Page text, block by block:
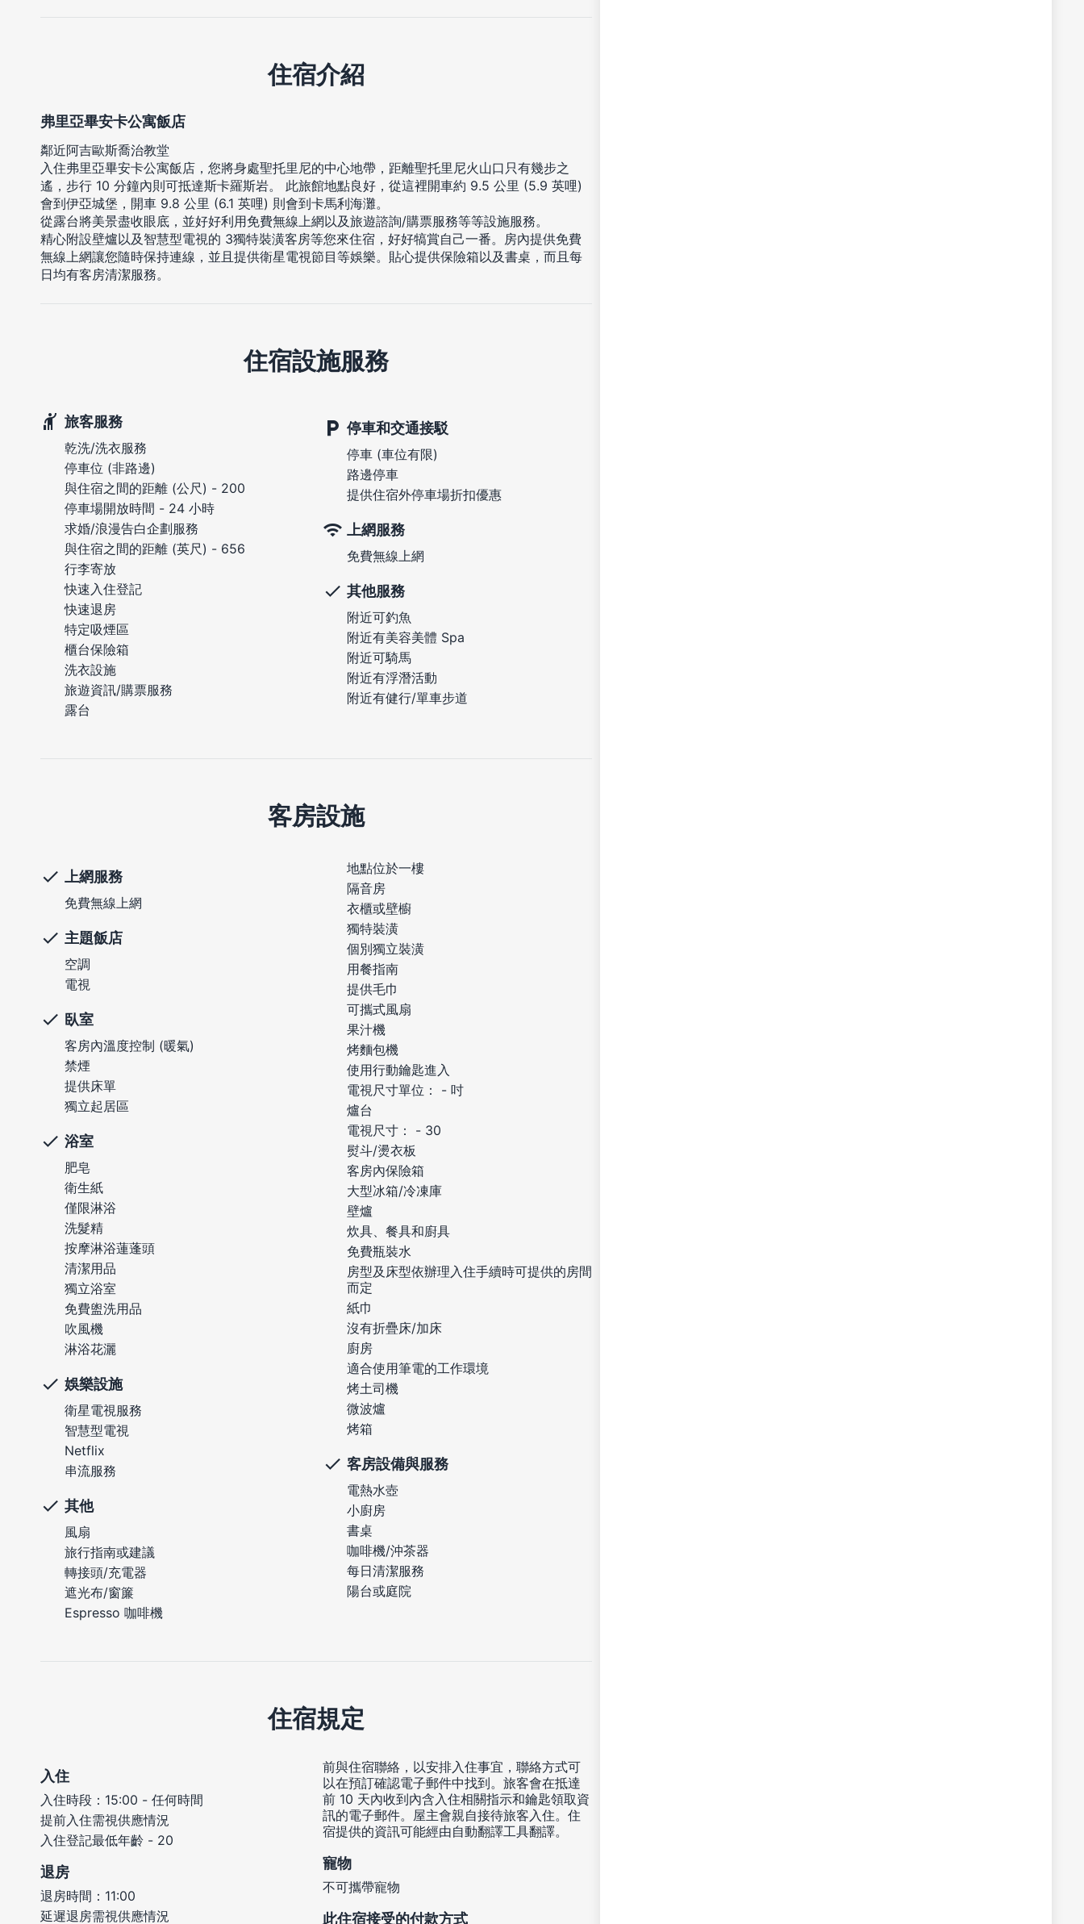
住宿介紹
弗里亞畢安卡公寓飯店
鄰近阿吉歐斯喬治教堂
入住弗里亞畢安卡公寓飯店，您將身處聖托里尼的中心地帶，距離聖托里尼火山口只有幾步之
遙，步行 10 分鐘內則可抵達斯卡羅斯岩。 此旅館地點良好，從這裡開車約 9.5 公里 (5.9 英哩)
會到伊亞城堡，開車 9.8 公里 (6.1 英哩) 則會到卡馬利海灘。
從露台將美景盡收眼底，並好好利用免費無線上網以及旅遊諮詢/購票服務等等設施服務。
精心附設壁爐以及智慧型電視的 3獨特裝潢客房等您來住宿，好好犒賞自己一番。房內提供免費
無線上網讓您隨時保持連線，並且提供衛星電視節目等娛樂。貼心提供保險箱以及書桌，而且每
日均有客房清潔服務。
住宿設施服務
旅客服務
乾洗/洗衣服務
停車位 (非路邊)
與住宿之間的距離 (公尺) - 200
停車場開放時間 - 24 小時
求婚/浪漫告白企劃服務
與住宿之間的距離 (英尺) - 656
行李寄放
快速入住登記
快速退房
特定吸煙區
櫃台保險箱
洗衣設施
旅遊資訊/購票服務
露台
停車和交通接駁
停車 (車位有限)
路邊停車
提供住宿外停車場折扣優惠
上網服務
免費無線上網
其他服務
附近可釣魚
附近有美容美體 Spa
附近可騎馬
附近有浮潛活動
附近有健行/單車步道
客房設施
上網服務
免費無線上網
主題飯店
空調
電視
臥室
客房內溫度控制 (暖氣)
禁煙
提供床單
獨立起居區
浴室
肥皂
衛生紙
僅限淋浴
洗髮精
按摩淋浴蓮蓬頭
清潔用品
獨立浴室
免費盥洗用品
吹風機
淋浴花灑
娛樂設施
衛星電視服務
智慧型電視
Netflix
串流服務
其他
風扇
旅行指南或建議
轉接頭/充電器
遮光布/窗簾
Espresso 咖啡機
地點位於一樓
隔音房
衣櫃或壁櫥
獨特裝潢
個別獨立裝潢
用餐指南
提供毛巾
可攜式風扇
果汁機
烤麵包機
使用行動鑰匙進入
電視尺寸單位： - 吋
爐台
電視尺寸： - 30
熨斗/燙衣板
客房內保險箱
大型冰箱/冷凍庫
壁爐
炊具、餐具和廚具
免費瓶裝水
房型及床型依辦理入住手續時可提供的房間
而定
紙巾
沒有折疊床/加床
廚房
適合使用筆電的工作環境
烤土司機
微波爐
烤箱
客房設備與服務
電熱水壺
小廚房
書桌
咖啡機/沖茶器
每日清潔服務
陽台或庭院
住宿規定
入住
入住時段：15:00 - 任何時間
提前入住需視供應情況
入住登記最低年齡 - 20
退房
退房時間：11:00
延遲退房需視供應情況
前與住宿聯絡，以安排入住事宜，聯絡方式可
以在預訂確認電子郵件中找到。旅客會在抵達
前 10 天內收到內含入住相關指示和鑰匙領取資
訊的電子郵件。屋主會親自接待旅客入住。住
宿提供的資訊可能經由自動翻譯工具翻譯。
寵物
不可攜帶寵物
此住宿接受的付款方式